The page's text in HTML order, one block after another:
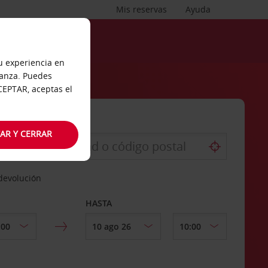
Ayuda
Mis reservas
HASTA
experiencia en
Puedes
aceptas el
Y CERRAR